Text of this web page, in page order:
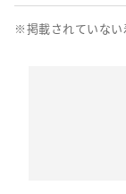
※掲載されていない